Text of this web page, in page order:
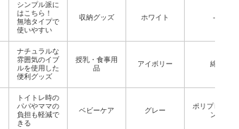
シンプル派に
はこちら！
無地タイプで
使いやすい
収納グッズ ホワイト -
ナチュラルな
雰囲気のイブ
ルを使用した
便利グッズ
授乳・食事用
品
アイボリー 綿
トイトレ時の
パパやママの
負担も軽減で
きる
ベビーケア グレー
ポリプロピレ
ン